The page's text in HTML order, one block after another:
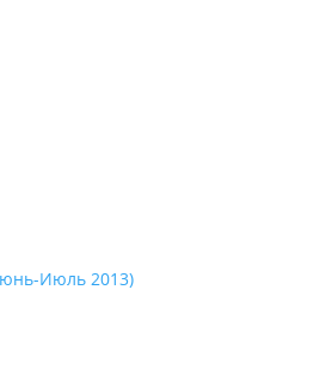
Июль 2013)